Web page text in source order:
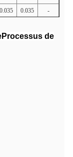
0.035 0.035 -
Processus de